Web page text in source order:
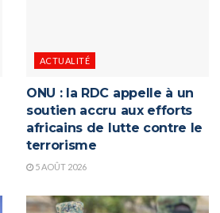
ACTUALITÉ
ONU : la RDC appelle à un
soutien accru aux efforts
africains de lutte contre le
terrorisme
5 AOÛT 2026